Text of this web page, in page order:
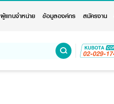
ผู้แทนจำหน่าย ข้อมูลองค์กร สมัครงาน